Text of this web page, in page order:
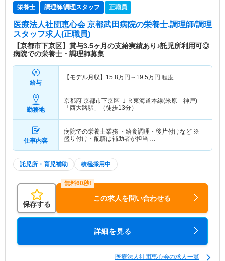
栄養士 調理師/調理スタッフ 正職員
医療法人社団恵心会 京都武田病院の栄養士,調理師/調理
スタッフ求人(正職員)
【京都市下京区】賞与3.5ヶ月の支給実績あり♪託児所利用可◎
病院での栄養士・調理師募集
給与
【モデル月収】 15.8万円～ 19.5万円 程度
勤務地
京都府 京都市下京区 ＪＲ東海道本線(米原－神戸)
「西大路駅」（徒歩13分）
仕事内容
病院での栄養士業務 ・給食調理・後片付けなど ※
盛り付け・配膳は補助者が担当 …
託児所・育児補助 積極採用中
保存する
この求人を問い合わせる
詳細を見る
医療法人社団恵心会の求人一覧